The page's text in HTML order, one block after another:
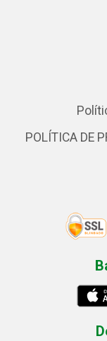
POLÍTICA DE